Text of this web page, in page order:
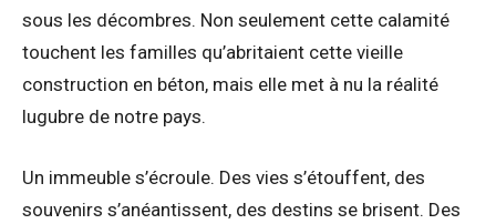
sous les décombres. Non seulement cette calamité
touchent les familles qu’abritaient cette vieille
construction en béton, mais elle met à nu la réalité
lugubre de notre pays.
Un immeuble s’écroule. Des vies s’étouffent, des
souvenirs s’anéantissent, des destins se brisent. Des